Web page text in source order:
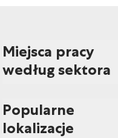
Miejsca pracy
według sektora
Popularne
lokalizacje